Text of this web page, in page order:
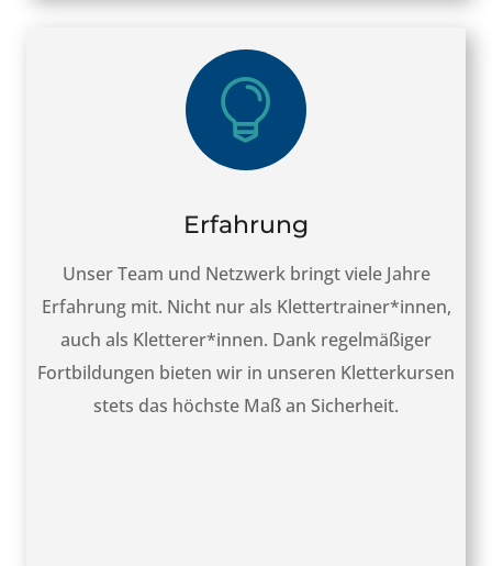

Erfahrung
Unser Team und Netzwerk bringt viele Jahre
Erfahrung mit. Nicht nur als Klettertrainer*innen,
auch als Kletterer*innen. Dank regelmäßiger
Fortbildungen bieten wir in unseren Kletterkursen
stets das höchste Maß an Sicherheit.